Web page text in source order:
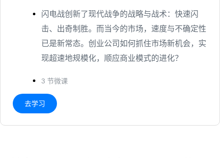
闪电战创新了现代战争的战略与战术：快速闪
击、出奇制胜。而当今的市场，速度与不确定性
已是新常态。创业公司如何抓住市场新机会，实
现超速地规模化，顺应商业模式的进化？
3 节微课
去学习